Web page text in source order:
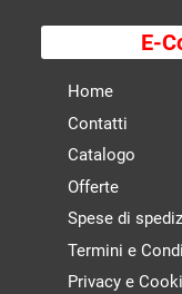
E-
Home
Contatti
Catalogo
Offerte
Spese di
Termini e
Privacy e